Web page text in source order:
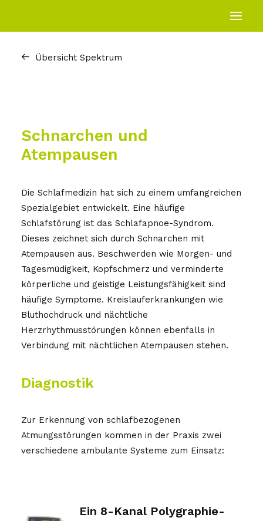
Start
Allgemein
Hören
Schluckstörungen
Stimm- und
Sprachstörungen
Schnarchen und
Atempausen
Allergologie
Operationen
Übersicht Spektrum
Schnarchen und
Atempausen
Die Schlafmedizin hat sich zu einem umfangreichen
Spezialgebiet entwickelt. Eine häufige
Schlafstörung ist das Schlafapnoe-Syndrom.
Dieses zeichnet sich durch Schnarchen mit
Atempausen aus. Beschwerden wie Morgen- und
Tagesmüdigkeit, Kopfschmerz und verminderte
körperliche und geistige Leistungsfähigkeit sind
häufige Symptome. Kreislauferkrankungen wie
Bluthochdruck und nächtliche
Herzrhythmusstörungen können ebenfalls in
Verbindung mit nächtlichen Atempausen stehen.
Diagnostik
Zur Erkennung von schlafbezogenen
Atmungsstörungen kommen in der Praxis zwei
verschiedene ambulante Systeme zum Einsatz:
Ein 8-Kanal Polygraphie-